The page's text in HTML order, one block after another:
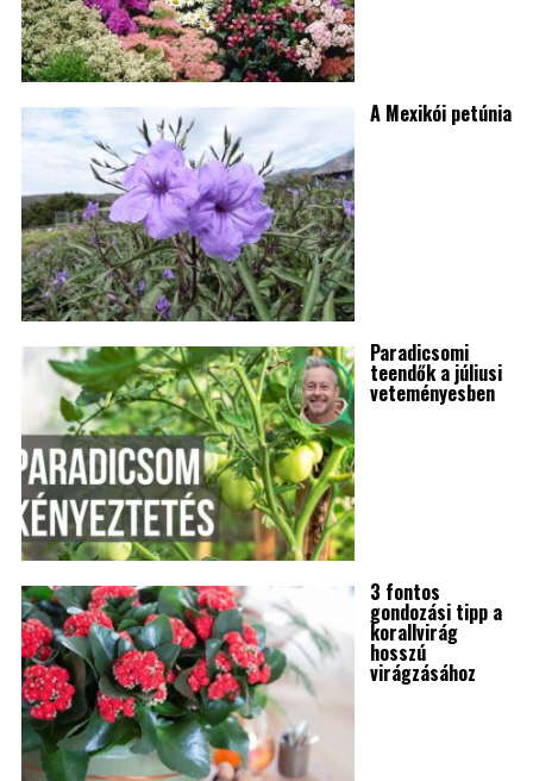
A Mexikói petúnia
Paradicsomi
teendők a júliusi
veteményesben
3 fontos
gondozási tipp a
korallvirág
hosszú
virágzásához